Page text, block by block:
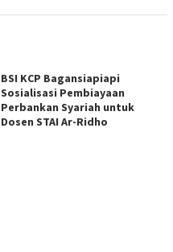
BSI KCP Bagansiapiapi
Sosialisasi Pembiayaan
Perbankan Syariah untuk
Dosen STAI Ar-Ridho